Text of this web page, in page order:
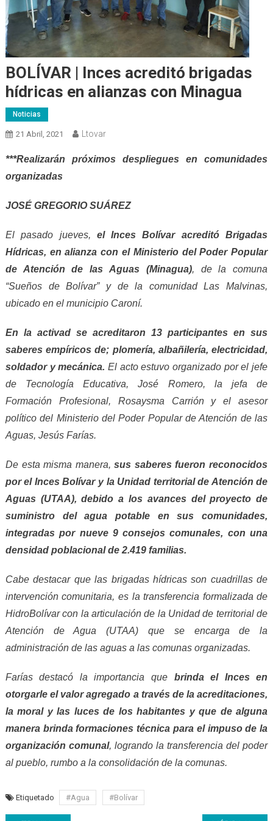
BOLÍVAR | Inces acreditó brigadas
hídricas en alianzas con Minagua
Noticias
21 Abril, 2021 Ltovar
***Realizarán próximos despliegues en comunidades
organizadas
JOSÉGREGORIO SUÁREZ
El pasado jueves, el Inces Bolívar acreditó Brigadas
Hídricas, en alianzacon el Ministerio del Poder Popular
de Atención de las Aguas (Minagua), de lacomuna
“Sueños de Bolívar” y de la comunidadLas Malvinas,
ubicado en el municipio Caroní.
En la activadse acreditaron 13 participantes en sus
saberes empíricos de; plomería, albañilería, electricidad,
soldador y mecánica. El actoestuvo organizado por el jefe
de Tecnología Educativa, José Romero, la jefa de
Formación Profesional, Rosaysma Carrión y el asesor
político del Ministerio del Poder Popular de Atención de las
Aguas, Jesús Farías.
De esta misma manera,sus saberes fueron reconocidos
por el Inces Bolívar y la Unidad territorial de Atención de
Aguas (UTAA), debido a los avances del proyecto de
suministro del agua potable en sus comunidades,
integradas por nueve9 consejos comunales, con una
densidad poblacional de 2.419 familias.
Cabe destacar que las brigadas hídricas son cuadrillas de
intervención comunitaria, es la transferencia formalizada de
HidroBolívar con la articulación de la Unidad de territorial de
Atención de Agua (UTAA) que se encarga de la
administración de las aguas a las comunas organizadas.
Farías destacó la importancia que brinda el Inces en
otorgarle el valor agregado a través de la acreditaciones,
la moral y las luces de los habitantes y que de alguna
manera brinda formaciones técnica para el impuso de la
organización comunal, logrando la transferencia del poder
al pueblo, rumbo a la consolidación de la comunas.
Etiquetado #Agua #Bolívar